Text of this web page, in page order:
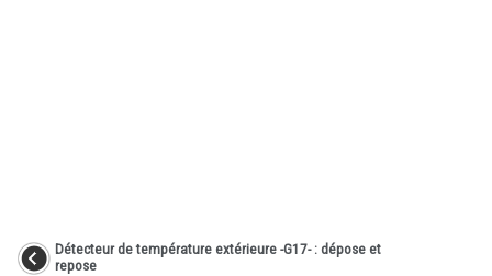
Détecteur de température extérieure -G17- : dépose et
repose